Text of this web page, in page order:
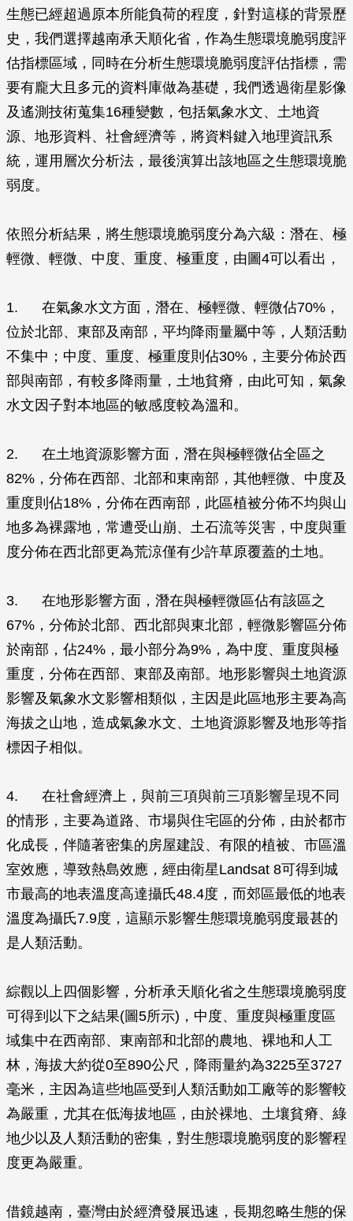
生態已經超過原本所能負荷的程度，針對這樣的背景歷
史，我們選擇越南承天順化省，作為生態環境脆弱度評
估指標區域，同時在分析生態環境脆弱度評估指標，需
要有龐大且多元的資料庫做為基礎，我們透過衛星影像
及遙測技術蒐集16種變數，包括氣象水文、土地資
源、地形資料、社會經濟等，將資料鍵入地理資訊系
統，運用層次分析法，最後演算出該地區之生態環境脆
弱度。
依照分析結果，將生態環境脆弱度分為六級：潛在、極
輕微、輕微、中度、重度、極重度，由圖4可以看出，
1. 在氣象水文方面，潛在、極輕微、輕微佔70%，
位於北部、東部及南部，平均降雨量屬中等，人類活動
不集中；中度、重度、極重度則佔30%，主要分佈於西
部與南部，有較多降雨量，土地貧瘠，由此可知，氣象
水文因子對本地區的敏感度較為溫和。
2. 在土地資源影響方面，潛在與極輕微佔全區之
82%，分佈在西部、北部和東南部，其他輕微、中度及
重度則佔18%，分佈在西南部，此區植被分佈不均與山
地多為裸露地，常遭受山崩、土石流等災害，中度與重
度分佈在西北部更為荒涼僅有少許草原覆蓋的土地。
3. 在地形影響方面，潛在與極輕微區佔有該區之
67%，分佈於北部、西北部與東北部，輕微影響區分佈
於南部，佔24%，最小部分為9%，為中度、重度與極
重度，分佈在西部、東部及南部。地形影響與土地資源
影響及氣象水文影響相類似，主因是此區地形主要為高
海拔之山地，造成氣象水文、土地資源影響及地形等指
標因子相似。
4. 在社會經濟上，與前三項與前三項影響呈現不同
的情形，主要為道路、市場與住宅區的分佈，由於都市
化成長，伴隨著密集的房屋建設、有限的植被、市區溫
室效應，導致熱島效應，經由衛星Landsat 8可得到城
市最高的地表溫度高達攝氏48.4度，而郊區最低的地表
溫度為攝氏7.9度，這顯示影響生態環境脆弱度最甚的
是人類活動。
綜觀以上四個影響，分析承天順化省之生態環境脆弱度
可得到以下之結果(圖5所示)，中度、重度與極重度區
域集中在西南部、東南部和北部的農地、裸地和人工
林，海拔大約從0至890公尺，降雨量約為3225至3727
毫米，主因為這些地區受到人類活動如工廠等的影響較
為嚴重，尤其在低海拔地區，由於裸地、土壤貧瘠、綠
地少以及人類活動的密集，對生態環境脆弱度的影響程
度更為嚴重。
借鏡越南，臺灣由於經濟發展迅速，長期忽略生態的保